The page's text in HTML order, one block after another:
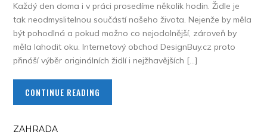
Každý den doma i v práci prosedíme několik hodin. Židle je
tak neodmyslitelnou součástí našeho života. Nejenže by měla
být pohodlná a pokud možno co nejodolnější, zároveň by
měla lahodit oku. Internetový obchod DesignBuy.cz proto
přináší výběr originálních židlí i nejžhavějších […]
CONTINUE READING
ZAHRADA